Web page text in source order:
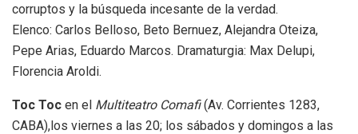
corruptos y la búsqueda incesante de la verdad.
Elenco: Carlos Belloso, Beto Bernuez, Alejandra Oteiza,
Pepe Arias, Eduardo Marcos. Dramaturgia: Max Delupi,
Florencia Aroldi.
Toc Toc en el Multiteatro Comafi(Av. Corrientes 1283,
CABA),los viernes a las 20; los sábados y domingos a las